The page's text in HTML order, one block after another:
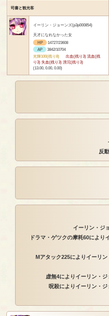
司書と観光客
イーリン・ジョーンズ(p3p000854)
天才になれなかった女
HP
14727/23608
AP
3842/10704
光輝100(残り8)
出血(残り3) 流血(残
り3) 失血(残り3) 滂沱(残り3)
(13.00, 0.00, 0.00)
反
イーリン・ジ
ドラマ・ゲツクの摩耗60により
Mアタック225によりイーリ
虚無4によりイーリン・
呪殺によりイーリン・ジ